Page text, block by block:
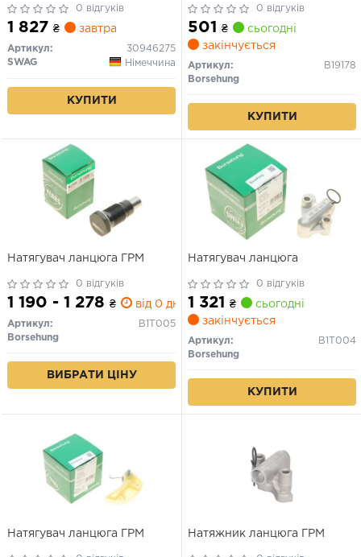
0 відгуків
1 827 ₴ завтра
Артикул:
30946275
SWAG
Німеччина
КУПИТИ
0 відгуків
501 ₴
сьогодні
закінчується
Артикул:
B19178
Borsehung
КУПИТИ
Натягувач ланцюга ГРМ
0 відгуків
1 190 - 1 278 ₴ від 0 дн.
Артикул:
B1T005
Borsehung
ВИБРАТИ ЦІНУ
Натягувач ланцюга
0 відгуків
1 321 ₴
сьогодні
закінчується
Артикул:
B1T004
Borsehung
КУПИТИ
Натягувач ланцюга ГРМ Натяжник ланцюга ГРМ